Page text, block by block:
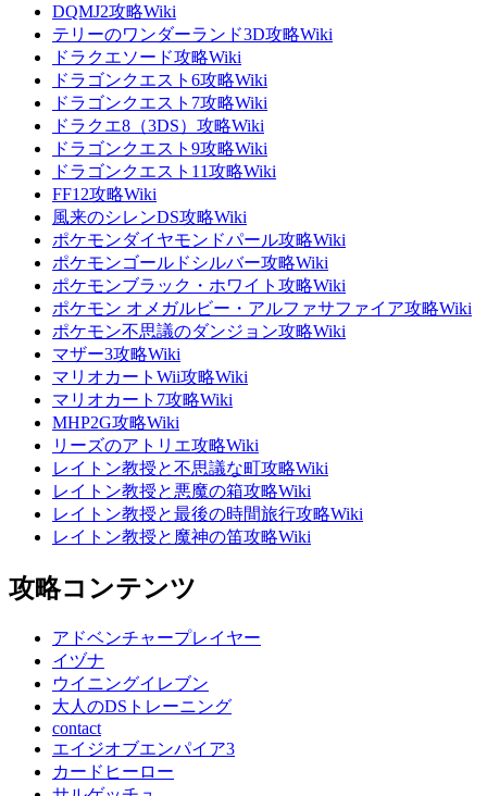
DQMJ2攻略Wiki
テリーのワンダーランド3D攻略Wiki
ドラクエソード攻略Wiki
ドラゴンクエスト6攻略Wiki
ドラゴンクエスト7攻略Wiki
ドラクエ8（3DS）攻略Wiki
ドラゴンクエスト9攻略Wiki
ドラゴンクエスト11攻略Wiki
FF12攻略Wiki
風来のシレンDS攻略Wiki
ポケモンダイヤモンドパール攻略Wiki
ポケモンゴールドシルバー攻略Wiki
ポケモンブラック・ホワイト攻略Wiki
ポケモン オメガルビー・アルファサファイア攻略Wiki
ポケモン不思議のダンジョン攻略Wiki
マザー3攻略Wiki
マリオカートWii攻略Wiki
マリオカート7攻略Wiki
MHP2G攻略Wiki
リーズのアトリエ攻略Wiki
レイトン教授と不思議な町攻略Wiki
レイトン教授と悪魔の箱攻略Wiki
レイトン教授と最後の時間旅行攻略Wiki
レイトン教授と魔神の笛攻略Wiki
攻略コンテンツ
アドベンチャープレイヤー
イヅナ
ウイニングイレブン
大人のDSトレーニング
contact
エイジオブエンパイア3
カードヒーロー